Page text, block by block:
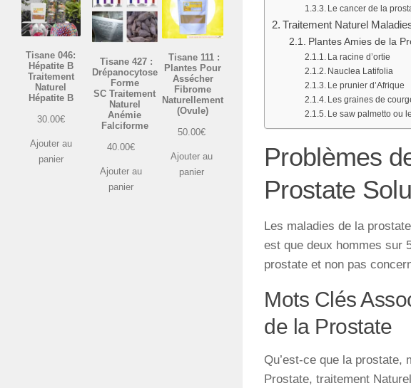
Le cancer de la
Traitement Naturel
Plantes Amies de la
La racine d’ortie
Nauclea Latifolia
Le prunier d’Afrique
Les graines de
Le saw palmetto ou
Problèmes
Prostate
Les maladies de la
est que deux hommes sur
prostate et non pas
Mots Clés
de la Prostate
Qu’est-ce que la prostate,
Prostate, traitement
Tisane 046:
Hépatite B
Traitement
Naturel
Hépatite B
30.00€
Ajouter au
panier
Tisane 427 :
Drépanocytose
Forme
SC Traitement
Naturel
Anémie
Falciforme
40.00€
Ajouter au
panier
Tisane 111 :
Plantes Pour
Assécher
Fibrome
Naturellement
(Ovule)
50.00€
Ajouter au
panier